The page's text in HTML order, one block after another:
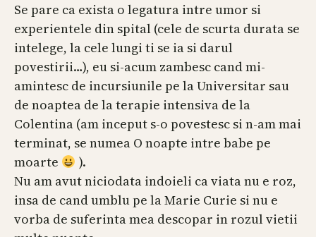
Se pare ca exista o legatura intre umor si
experientele din spital (cele de scurta durata se
intelege, la cele lungi ti se ia si darul
povestirii…), eu si-acum zambesc cand mi-
amintesc de incursiunile pe la Universitar sau
de noaptea de la terapie intensiva de la
Colentina (am inceput s-o povestesc si n-am mai
terminat, se numea O noapte intre babe pe
moarte
).
Nu am avut niciodata indoieli ca viata nu e roz,
insa de cand umblu pe la Marie Curie si nu e
vorba de suferinta mea descopar in rozul vietii